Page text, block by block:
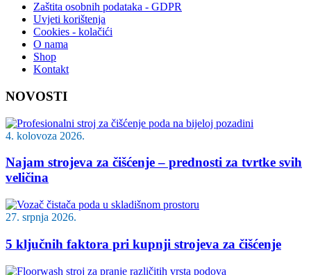
Zaštita osobnih podataka - GDPR
Uvjeti korištenja
Cookies - kolačići
O nama
Shop
Kontakt
NOVOSTI
4. kolovoza 2026.
Najam strojeva za čišćenje – prednosti za tvrtke svih
veličina
27. srpnja 2026.
5 ključnih faktora pri kupnji strojeva za čišćenje